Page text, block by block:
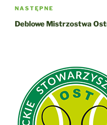
Następny
wpis
NASTĘPNE
Deblowe Mistrzostwa